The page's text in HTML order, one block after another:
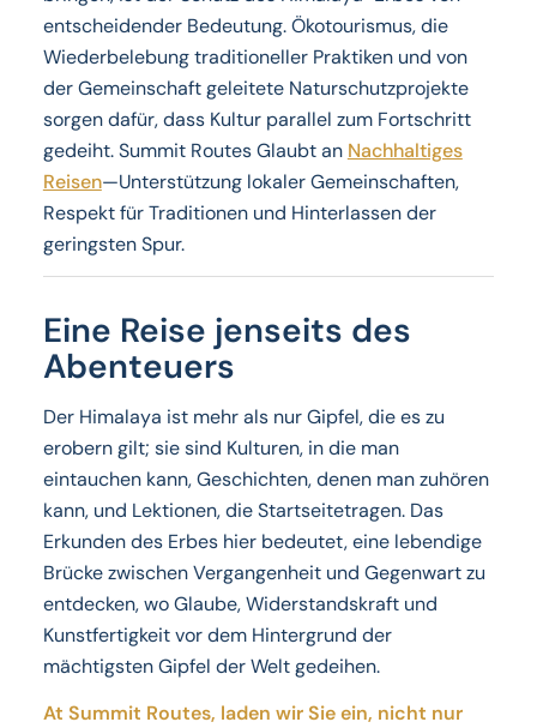
entscheidender Bedeutung. Ökotourismus, die
Wiederbelebung traditioneller Praktiken und von
der Gemeinschaft geleitete Naturschutzprojekte
sorgen dafür, dass Kultur parallel zum Fortschritt
gedeiht. Summit Routes Glaubt an Nachhaltiges
Reisen—Unterstützung lokaler Gemeinschaften,
Respekt für Traditionen und Hinterlassen der
geringsten Spur.
Eine Reise jenseits des
Abenteuers
Der Himalaya ist mehr als nur Gipfel, die es zu
erobern gilt; sie sind Kulturen, in die man
eintauchen kann, Geschichten, denen man zuhören
kann, und Lektionen, die Startseitetragen. Das
Erkunden des Erbes hier bedeutet, eine lebendige
Brücke zwischen Vergangenheit und Gegenwart zu
entdecken, wo Glaube, Widerstandskraft und
Kunstfertigkeit vor dem Hintergrund der
mächtigsten Gipfel der Welt gedeihen.
At Summit Routes, laden wir Sie ein, nicht nur